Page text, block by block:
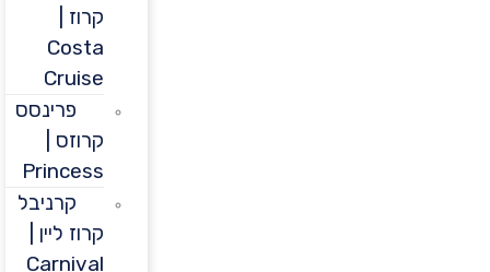
Costa
Cruise
פרינסס
קרוזס |
Princess
קרניבל
קרוז ליין |
Carnival